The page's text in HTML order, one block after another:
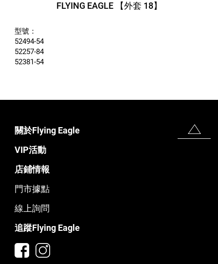
FLYING EAGLE 【外套 18】
型號：
52494-54
52257-84
52381-54
關於Flying Eagle
VIP活動
店鋪情報
門市據點
線上詢問
追蹤Flying Eagle